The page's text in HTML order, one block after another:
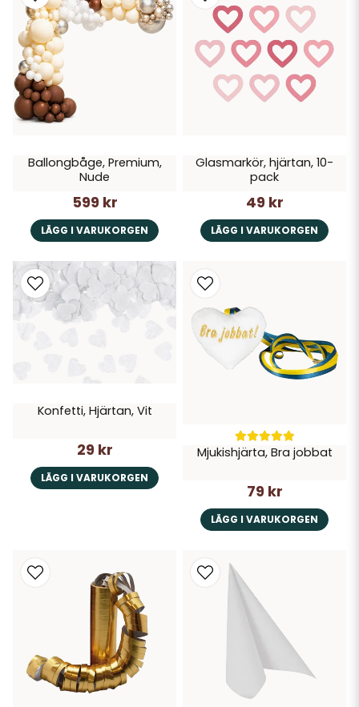
Ballongbåge, Premium,
Nude
599 kr
LÄGG I VARUKORGEN
Glasmarkör, hjärtan, 10-
pack
49 kr
LÄGG I VARUKORGEN
Konfetti, Hjärtan, Vit
29 kr
LÄGG I VARUKORGEN
Mjukishjärta, Bra jobbat
79 kr
LÄGG I VARUKORGEN